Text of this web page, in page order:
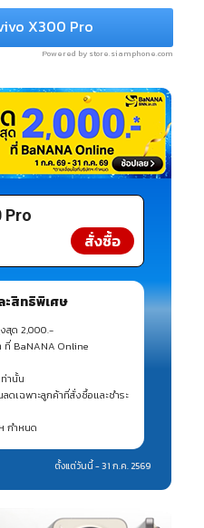
X300 Pro
Powered by store.siamphone.com
Pro
สั่งซื้อ
ะสิทธิพิเศษ
สุด 2,000.-
ที่ BaNANA Online
านั้น
ดเฉพาะลูกค้าที่สั่งซื้อและชำระ
กำหนด
ตั้งแต่วันนี้ - 31 ก.ค. 2569